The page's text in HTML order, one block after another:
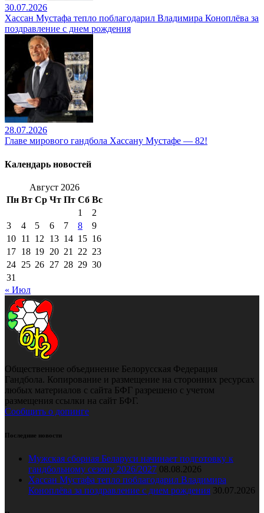
30.07.2026
Хассан Мустафа тепло поблагодарил Владимира Коноплёва за
поздравление с днем рождения
28.07.2026
Главе мирового гандбола Хассану Мустафе — 82!
Календарь новостей
Август 2026
Пн Вт Ср Чт Пт Сб Вс
1
2
3
4 5 6 7 8
9
10 11 12 13 14 15 16
17 18 19 20 21 22 23
24 25 26 27 28 29 30
31
« Июл
Общественное объединение Белорусская Федерация
Гандбола. Копирование и размещение на сторонних ресурсах
любых материалов с сайта БФГ разрешено с учетом
размещения ссылки на сайт БФГ.
Сообщить о допинге
Последние новости
Мужская сборная Беларуси начинает подготовку к
гандбольному сезону 2026/2027 08.08.2026
Хассан Мустафа тепло поблагодарил Владимира
Коноплёва за поздравление с днем рождения 30.07.2026